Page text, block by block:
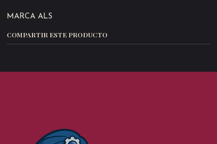
MARCA ALS
COMPARTIR ESTE PRODUCTO